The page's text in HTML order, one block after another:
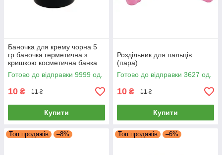
Баночка для крему чорна 5
гр баночка герметична з
кришкою косметична банка
пластикова креманка 5 мл
Готово до відправки 9999 од.
10 ₴ 11 ₴
Купити
Роздільник для пальців
(пара)
Готово до відправки 3627 од.
10 ₴ 11 ₴
Купити
Топ продажів –8% Топ продажів –6%